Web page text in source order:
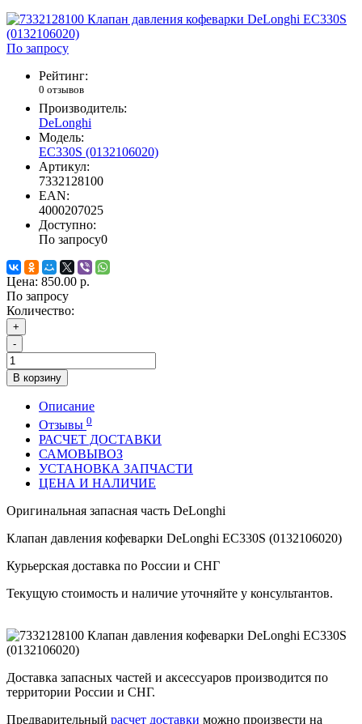
По запросу
Рейтинг:
0 отзывов
Производитель:
DeLonghi
Модель:
EC330S (0132106020)
Артикул:
7332128100
EAN:
4000207025
Доступно:
По запросу0
Цена: 850.00 р.
По запросу
Количество:
+
-
В корзину
Описание
Отзывы 0
РАСЧЕТ ДОСТАВКИ
САМОВЫВОЗ
УСТАНОВКА ЗАПЧАСТИ
ЦЕНА И НАЛИЧИЕ
Оригинальная запасная часть DeLonghi
Клапан давления кофеварки DeLonghi EC330S (0132106020)
Курьерская доставка по России и СНГ
Текущую стоимость и наличие уточняйте у консультантов.
Доставка запасных частей и аксессуаров производится по
территории России и СНГ.
Предварительный расчет доставки можно произвести на